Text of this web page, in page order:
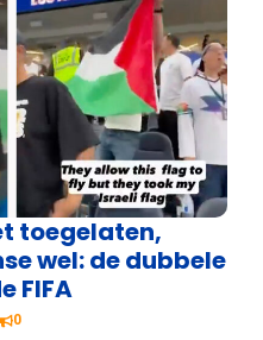
toegelaten,
wel: de dubbele
FIFA
0